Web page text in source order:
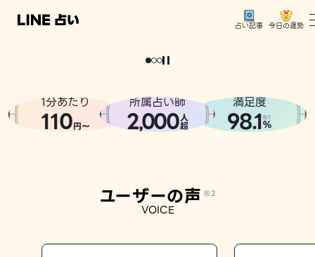
占い記事 今日の運勢
相談事例
どうせなら
。
1分あたり
110円〜
所属占い師
2,000人
超
満足度
98.1※1
%
ユーザーの声 ※2
VOICE